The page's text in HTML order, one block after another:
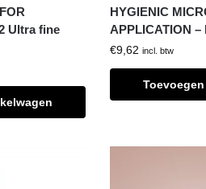
Ultra fine
HYGIENIC
APPLICATION –
€9,62 incl. btw